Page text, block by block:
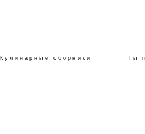
Кулинарные сборники Ты